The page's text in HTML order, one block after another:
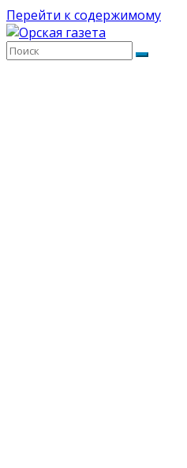
Перейти к содержимому